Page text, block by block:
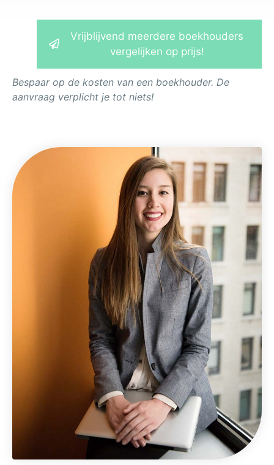
Vrijblijvend meerdere boekhouders
vergelijken op prijs!
Bespaar op de kosten van een boekhouder. De
aanvraag verplicht je tot niets!